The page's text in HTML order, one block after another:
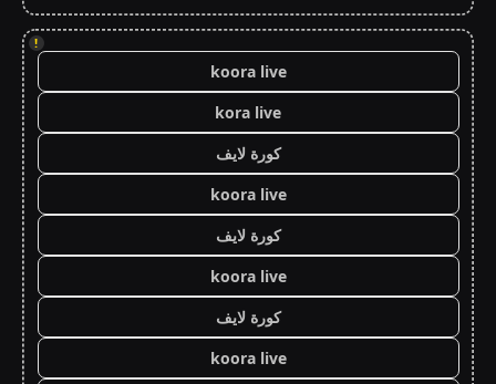
!
koora live
kora live
كورة لايف
koora live
كورة لايف
koora live
كورة لايف
koora live